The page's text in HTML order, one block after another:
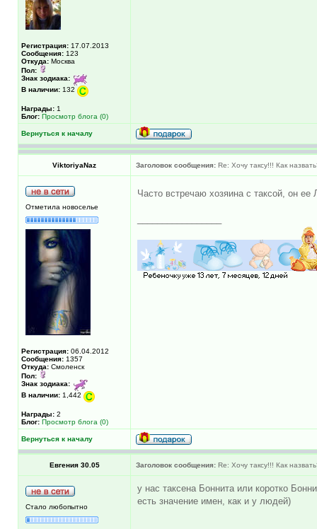
Регистрация: 17.07.2013
Сообщения: 123
Откуда: Москва
Пол:
Знак зодиака:
В наличии: 132
Награды: 1
Блог: Просмотр блога (0)
Вернуться к началу
ViktoriyaNaz Заголовок сообщения: Re: Хочу таксу!!! Как
Отметила новоселье
Регистрация: 06.04.2012
Сообщения: 1357
Откуда: Смоленск
Пол:
Знак зодиака:
В наличии: 1,442
Награды: 2
Блог: Просмотр блога (0)
Часто встречаю хозяина с таксой, он
Вернуться к началу
Евгения 30.05 Заголовок сообщения: Re: Хочу таксу!!! Как
Стало любопытно
у нас таксена Боннита или коротко
есть значение имен, как и у людей)